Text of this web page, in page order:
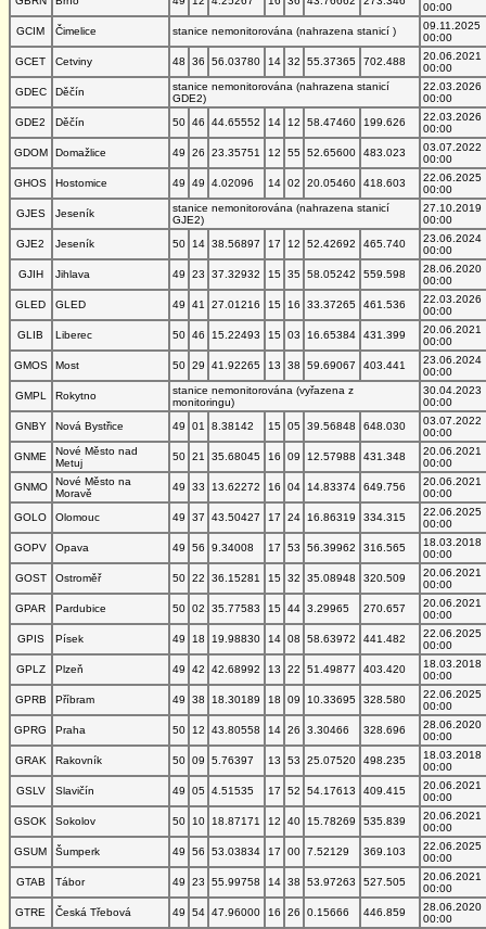
00:00
GCIM
Čimelice stanice nemonitorována (nahrazena stanicí )
09.11.2025
00:00
GCET
Cetviny 48 36 56.03780 14 32 55.37365 702.488
20.06.2021
00:00
GDEC
Děčín
stanice nemonitorována (nahrazena stanicí
GDE2)
22.03.2026
00:00
GDE2
Děčín 50 46 44.65552 14 12 58.47460 199.626
22.03.2026
00:00
GDOM
Domažlice 49 26 23.35751 12 55 52.65600 483.023
03.07.2022
00:00
GHOS
Hostomice 49 49 4.02096 14 02 20.05460 418.603
22.06.2025
00:00
GJES
Jeseník
stanice nemonitorována (nahrazena stanicí
GJE2)
27.10.2019
00:00
GJE2
Jeseník 50 14 38.56897 17 12 52.42692 465.740
23.06.2024
00:00
GJIH
Jihlava 49 23 37.32932 15 35 58.05242 559.598
28.06.2020
00:00
GLED
GLED 49 41 27.01216 15 16 33.37265 461.536
22.03.2026
00:00
GLIB
Liberec 50 46 15.22493 15 03 16.65384 431.399
20.06.2021
00:00
GMOS
Most 50 29 41.92265 13 38 59.69067 403.441
23.06.2024
00:00
GMPL
Rokytno
stanice nemonitorována (vyřazena z
monitoringu)
30.04.2023
00:00
GNBY
Nová Bystřice 49 01 8.38142 15 05 39.56848 648.030
03.07.2022
00:00
GNME
Nové Město nad
Metuj
50 21 35.68045 16 09 12.57988 431.348
20.06.2021
00:00
GNMO
Nové Město na
Moravě
49 33 13.62272 16 04 14.83374 649.756
20.06.2021
00:00
GOLO
Olomouc 49 37 43.50427 17 24 16.86319 334.315
22.06.2025
00:00
GOPV
Opava 49 56 9.34008 17 53 56.39962 316.565
18.03.2018
00:00
GOST
Ostroměř 50 22 36.15281 15 32 35.08948 320.509
20.06.2021
00:00
GPAR
Pardubice 50 02 35.77583 15 44 3.29965 270.657
20.06.2021
00:00
GPIS
Písek 49 18 19.98830 14 08 58.63972 441.482
22.06.2025
00:00
GPLZ
Plzeň 49 42 42.68992 13 22 51.49877 403.420
18.03.2018
00:00
GPRB
Příbram 49 38 18.30189 18 09 10.33695 328.580
22.06.2025
00:00
GPRG
Praha 50 12 43.80558 14 26 3.30466 328.696
28.06.2020
00:00
GRAK
Rakovník 50 09 5.76397 13 53 25.07520 498.235
18.03.2018
00:00
GSLV
Slavičín 49 05 4.51535 17 52 54.17613 409.415
20.06.2021
00:00
GSOK
Sokolov 50 10 18.87171 12 40 15.78269 535.839
20.06.2021
00:00
GSUM
Šumperk 49 56 53.03834 17 00 7.52129 369.103
22.06.2025
00:00
GTAB
Tábor 49 23 55.99758 14 38 53.97263 527.505
20.06.2021
00:00
GTRE
Česká Třebová 49 54 47.96000 16 26 0.15666 446.859
28.06.2020
00:00